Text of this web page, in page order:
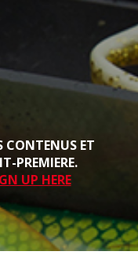
CONTENUS ET
PREMIERE.
UP HERE